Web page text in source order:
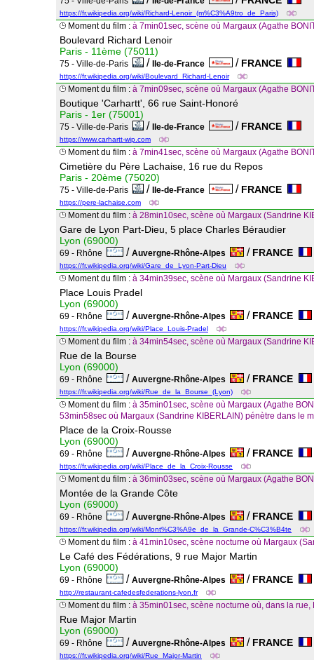
https://fr.wikipedia.org/wiki/Richard-Lenoir_(m%C3%A9tro_de_Paris)
Moment du film : à 7min01sec, scène où Margaux (Agathe
Boulevard Richard Lenoir
Paris - 11ème (75011)
75 - Ville-de-Paris / Ile-de-France / FRANCE
https://fr.wikipedia.org/wiki/Boulevard_Richard-Lenoir
Moment du film : à 7min09sec, scène où Margaux (Agathe
Boutique 'Carhartt', 66 rue Saint-Honoré
Paris - 1er (75001)
75 - Ville-de-Paris / Ile-de-France / FRANCE
https://www.carhartt-wip.com
Moment du film : à 7min41sec, scène où Margaux (Agathe
Cimetière du Père Lachaise, 16 rue du Repos
Paris - 20ème (75020)
75 - Ville-de-Paris / Ile-de-France / FRANCE
https://pere-lachaise.com
Moment du film : à 28min10sec, scène où Margaux (Sandrine
Gare de Lyon Part-Dieu, 5 place Charles Béraudier
Lyon (69000)
69 - Rhône / Auvergne-Rhône-Alpes / FRANCE
https://fr.wikipedia.org/wiki/Gare_de_Lyon-Part-Dieu
Moment du film : à 34min39sec, scène où Margaux (Sandrine
Place Louis Pradel
Lyon (69000)
69 - Rhône / Auvergne-Rhône-Alpes / FRANCE
https://fr.wikipedia.org/wiki/Place_Louis-Pradel
Moment du film : à 34min54sec, scène où Margaux (Sandrine
Rue de la Bourse
Lyon (69000)
69 - Rhône / Auvergne-Rhône-Alpes / FRANCE
https://fr.wikipedia.org/wiki/Rue_de_la_Bourse_(Lyon)
Moment du film : à 35min01sec, scène où Margaux (Agathe
53min58sec où Margaux (Sandrine KIBERLAIN) pénètre dans le
Place de la Croix-Rousse
Lyon (69000)
69 - Rhône / Auvergne-Rhône-Alpes / FRANCE
https://fr.wikipedia.org/wiki/Place_de_la_Croix-Rousse
Moment du film : à 36min03sec, scène où Margaux (Agathe
Montée de la Grande Côte
Lyon (69000)
69 - Rhône / Auvergne-Rhône-Alpes / FRANCE
https://fr.wikipedia.org/wiki/Mont%C3%A9e_de_la_Grande-C%C3%B4te
Moment du film : à 41min10sec, scène nocturne où Margaux
Le Café des Fédérations, 9 rue Major Martin
Lyon (69000)
69 - Rhône / Auvergne-Rhône-Alpes / FRANCE
http://restaurant-cafedesfederations-lyon.fr
Moment du film : à 35min01sec, scène nocturne où, dans la
Rue Major Martin
Lyon (69000)
69 - Rhône / Auvergne-Rhône-Alpes / FRANCE
https://fr.wikipedia.org/wiki/Rue_Major-Martin